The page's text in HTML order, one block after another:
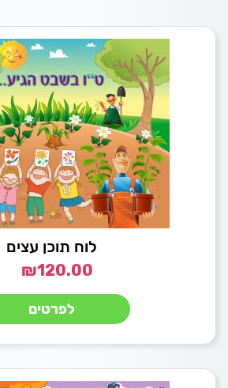
לוח תוכן עצים
₪120.00
לפרטים